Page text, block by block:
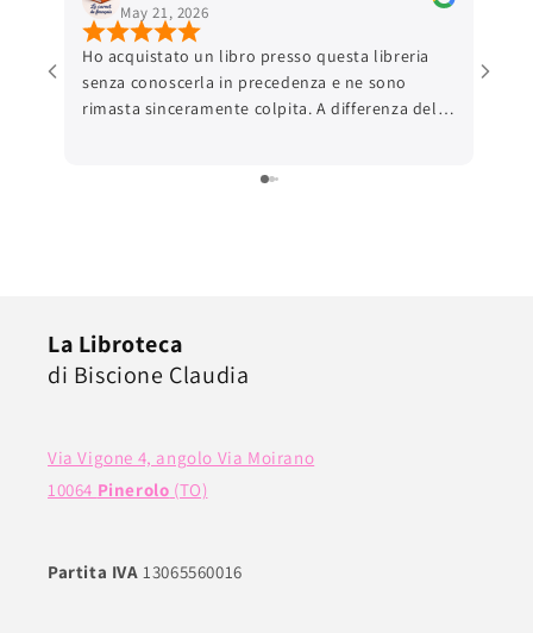
May 21, 2026
Ho acquistato un libro presso questa libreria
senza conoscerla in precedenza e ne sono
rimasta sinceramente colpita. A differenza delle
verso il cliente, anche nei dettagli pratici come
davvero una persona. Ciò che ho apprezzato
ancora di più è che tutta questa attenzione è
prodotto “di seconda mano”, ma di ricevere un
libro trattato con rispetto e passione.
Professionalità, gentilezza e qualità del servizio
La Libroteca
di Biscione Claudia
Via Vigone 4, angolo Via Moirano
10064 Pinerolo (TO)
Partita IVA 13065560016